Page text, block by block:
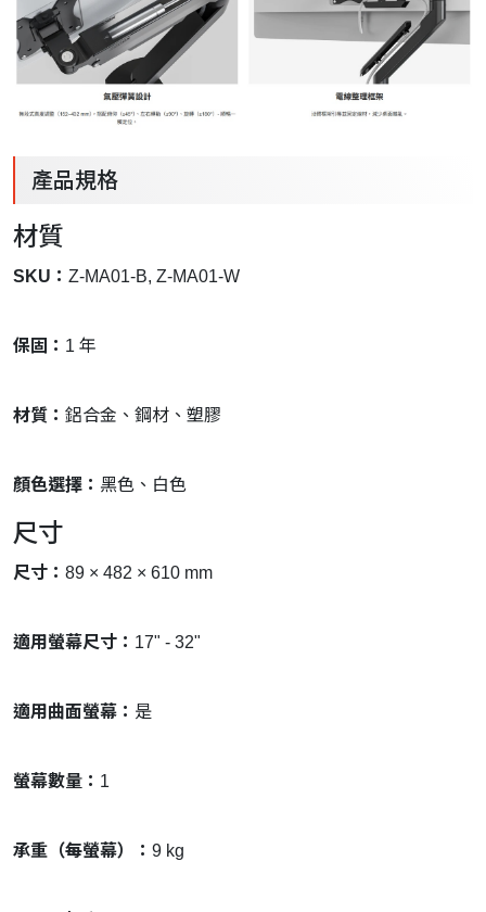
產品規格
材質
SKU： Z-MA01-B, Z-MA01-W
保固： 1 年
材質： 鋁合金、鋼材、塑膠
顏色選擇： 黑色、白色
尺寸
尺寸： 89 × 482 × 610 mm
適用螢幕尺寸： 17" - 32"
適用曲面螢幕： 是
螢幕數量： 1
承重（每螢幕）： 9 kg